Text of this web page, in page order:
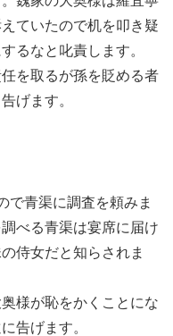
ていたので机を叩き疑
るなと叱責します。
を取るが孫を貶める者
げます。
で青渠に調査を頼みま
べる青渠は宴席に届け
侍女だと知らされま
様が恥をかくことにな
告げます。